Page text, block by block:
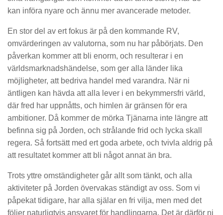
kan införa nyare och ännu mer avancerade metoder.
En stor del av ert fokus är på den kommande RV,
omvärderingen av valutorna, som nu har påbörjats. Den
påverkan kommer att bli enorm, och resulterar i en
världsmarknadshändelse, som ger alla länder lika
möjligheter, att bedriva handel med varandra. När ni
äntligen kan hävda att alla lever i en bekymmersfri värld,
där fred har uppnåtts, och himlen är gränsen för era
ambitioner. Då kommer de mörka Tjänarna inte längre att
befinna sig på Jorden, och strålande frid och lycka skall
regera. Så fortsätt med ert goda arbete, och tvivla aldrig på
att resultatet kommer att bli något annat än bra.
Trots yttre omständigheter går allt som tänkt, och alla
aktiviteter på Jorden övervakas ständigt av oss. Som vi
påpekat tidigare, har alla själar en fri vilja, men med det
följer naturligtvis ansvaret för handlingarna. Det är därför ni